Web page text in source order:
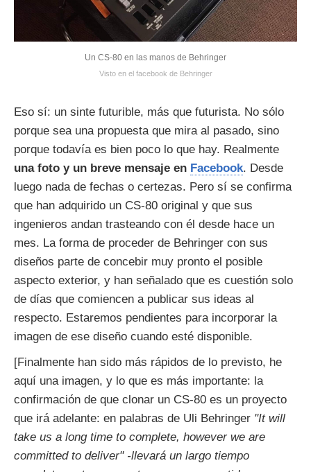
Un CS-80 en las manos de Behringer
Visto en el facebook de Behringer
Eso sí: un sinte futurible, más que futurista. No sólo
porque sea una propuesta que mira al pasado, sino
porque todavía es bien poco lo que hay. Realmente
una foto y un breve mensaje en Facebook. Desde
luego nada de fechas o certezas. Pero sí se confirma
que han adquirido un CS-80 original y que sus
ingenieros andan trasteando con él desde hace un
mes. La forma de proceder de Behringer con sus
diseños parte de concebir muy pronto el posible
aspecto exterior, y han señalado que es cuestión solo
de días que comiencen a publicar sus ideas al
respecto. Estaremos pendientes para incorporar la
imagen de ese diseño cuando esté disponible.
[Finalmente han sido más rápidos de lo previsto, he
aquí una imagen, y lo que es más importante: la
confirmación de que clonar un CS-80 es un proyecto
que irá adelante: en palabras de Uli Behringer "It will
take us a long time to complete, however we are
committed to deliver" -llevará un largo tiempo